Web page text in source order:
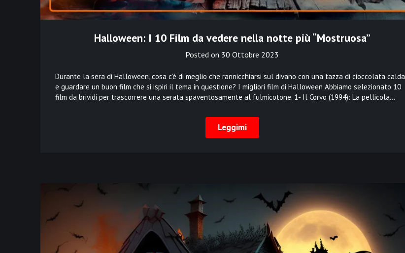
Halloween: I 10 Film da vedere nella notte più “Mostruosa”
Posted on 30 Ottobre 2023
Durante la sera di Halloween, cosa c’è di meglio che rannicchiarsi sul divano con una tazza di cioccolata calda
e guardare un buon film che si ispiri il tema in questione? I migliori film di Halloween Abbiamo selezionato 10
film da brividi per trascorrere una serata spaventosamente al fulmicotone. 1- Il Corvo (1994): La pellicola…
Leggimi